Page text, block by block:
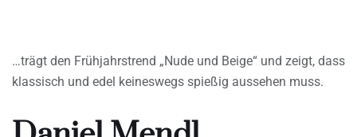
…trägt den Frühjahrstrend „Nude und Beige“ und zeigt, dass
klassisch und edel keineswegs spießig aussehen muss.